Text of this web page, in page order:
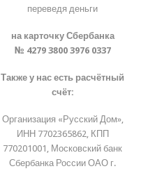
переведя деньги
на карточку Сбербанка
№ 4279 3800 3976 0337
Также у нас есть расчётный
счёт:
Организация «Русский Дом»,
ИНН 7702365862, КПП
770201001, Московский банк
Сбербанка России ОАО г.